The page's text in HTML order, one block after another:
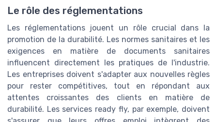
Le rôle des réglementations
Les réglementations jouent un rôle crucial dans la
promotion de la durabilité. Les normes sanitaires et les
exigences en matière de documents sanitaires
influencent directement les pratiques de l'industrie.
Les entreprises doivent s'adapter aux nouvelles règles
pour rester compétitives, tout en répondant aux
attentes croissantes des clients en matière de
durabilité. Les services ready fly, par exemple, doivent